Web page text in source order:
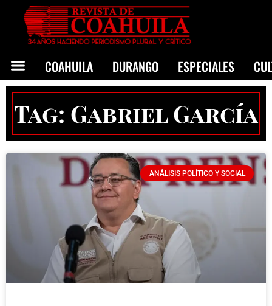
COAHUILA DURANGO ESPECIALES
Tag: Gabriel García
ANÁLISIS POLÍTICO Y SOCIAL